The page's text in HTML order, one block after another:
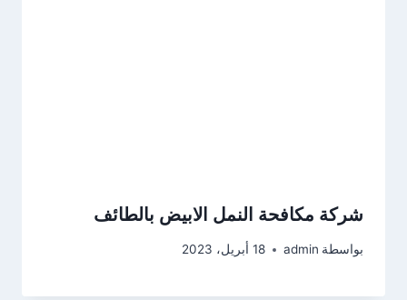
شركة مكافحة النمل الابيض بالطائف
بواسطة admin 18 أبريل، 2023